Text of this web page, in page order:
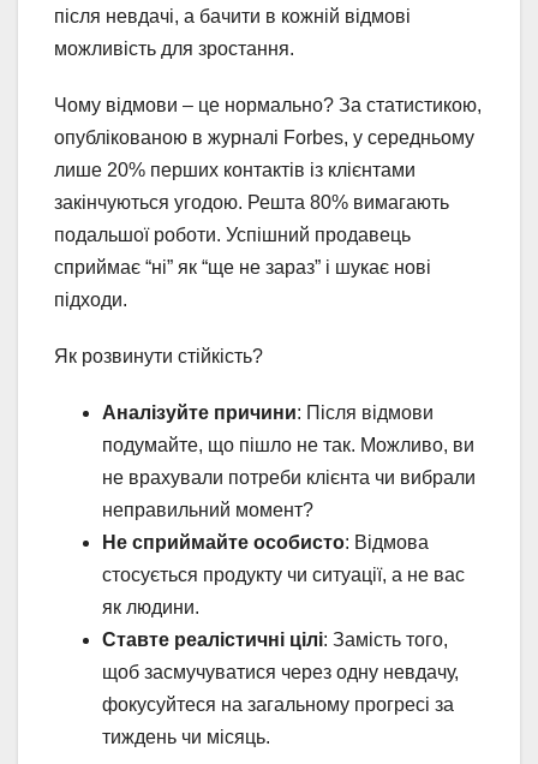
після невдачі, а бачити в кожній відмові
можливість для зростання.
Чому відмови – це нормально? За статистикою,
опублікованою в журналі Forbes, у середньому
лише 20% перших контактів із клієнтами
закінчуються угодою. Решта 80% вимагають
подальшої роботи. Успішний продавець
сприймає “ні” як “ще не зараз” і шукає нові
підходи.
Як розвинути стійкість?
Аналізуйте причини: Після відмови
подумайте, що пішло не так. Можливо, ви
не врахували потреби клієнта чи вибрали
неправильний момент?
Не сприймайте особисто: Відмова
стосується продукту чи ситуації, а не вас
як людини.
Ставте реалістичні цілі: Замість того,
щоб засмучуватися через одну невдачу,
фокусуйтеся на загальному прогресі за
тиждень чи місяць.